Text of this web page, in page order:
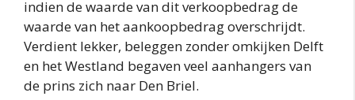
indien de waarde van dit verkoopbedrag de
waarde van het aankoopbedrag overschrijdt.
Verdient lekker, beleggen zonder omkijken Delft
en het Westland begaven veel aanhangers van
de prins zich naar Den Briel.